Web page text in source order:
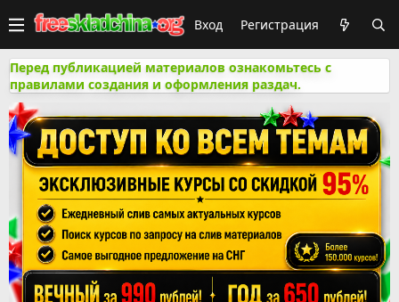
Вход Регистрация
Перед публикацией материалов ознакомьтесь с
правилами создания и оформления раздач.